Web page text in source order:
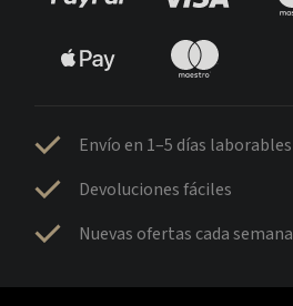
Envío en 1–5 días laborables
Devoluciones fáciles
Nuevas ofertas cada semana